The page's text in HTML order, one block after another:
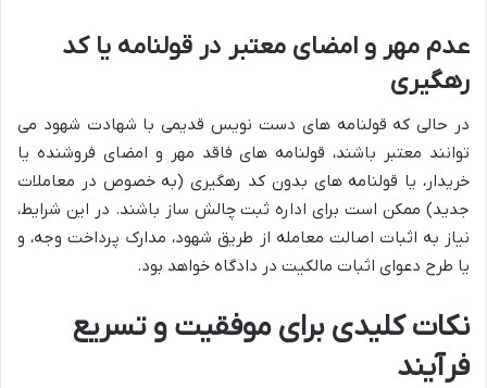
عدم مهر و امضای معتبر در قولنامه یا کد
رهگیری
در حالی که قولنامه های دست نویس قدیمی با شهادت شهود می
توانند معتبر باشند، قولنامه های فاقد مهر و امضای فروشنده یا
خریدار، یا قولنامه های بدون کد رهگیری (به خصوص در معاملات
جدید) ممکن است برای اداره ثبت چالش ساز باشند. در این شرایط،
نیاز به اثبات اصالت معامله از طریق شهود، مدارک پرداخت وجه، و
یا طرح دعوای اثبات مالکیت در دادگاه خواهد بود.
نکات کلیدی برای موفقیت و تسریع
فرآیند